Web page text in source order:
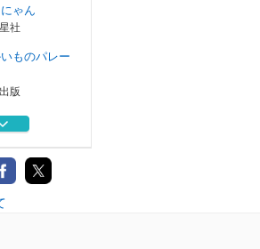
ゃん
社
ものパレー
版
ヤッコ
のかぞえうた
版